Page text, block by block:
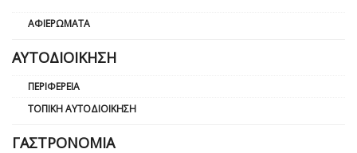
ΑΦΙΕΡΏΜΑΤΑ
ΑΥΤΟΔΙΟΊΚΗΣΗ
ΠΕΡΙΦΈΡΕΙΑ
ΤΟΠΙΚΉ ΑΥΤΟΔΙΟΊΚΗΣΗ
ΓΑΣΤΡΟΝΟΜΊΑ